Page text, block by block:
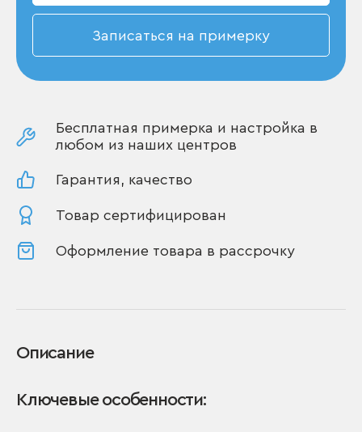
Записаться на примерку
Бесплатная примерка и настройка в
любом из наших центров
Гарантия, качество
Товар сертифицирован
Оформление товара в рассрочку
Описание
Ключевые особенности: